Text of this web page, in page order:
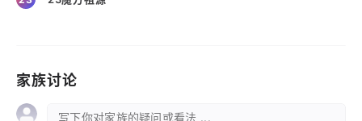
家族讨论
写下你对家族的疑问或看法 ...